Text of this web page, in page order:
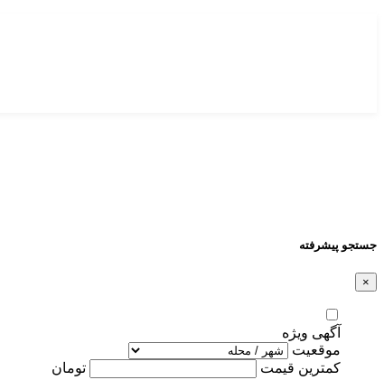
جستجو پیشرفته
×
آگهی ویژه
موقعیت
کمترین قیمت
تومان